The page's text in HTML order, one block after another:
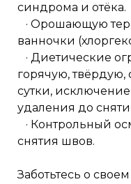
синдрома и отёка.
· Орошающую
ванночки
· Диетические
горячую,
сутки,
удаления до
· Контрольный
снятия швов.
Заботьтесь о